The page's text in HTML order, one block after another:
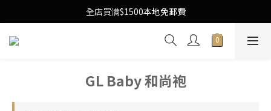
Free Local Shipping Upon $1500 purchase
全店買满$1500本地免郵費
Free Local Shipping Upon $1500 purchase
GL Baby 和尚袍